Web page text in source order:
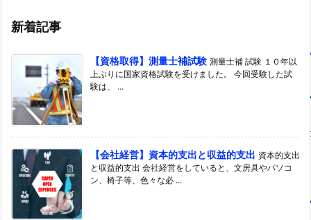
新着記事
【資格取得】測量士補試験 測量士補 試験 １０年以
上ぶりに国家資格試験を受けました。 今回受験した試
験は、 ...
【会社経営】資本的支出と収益的支出 資本的支出
と収益的支出 会社経営をしていると、文房具やパソコ
ン、椅子等、色々な必 ...